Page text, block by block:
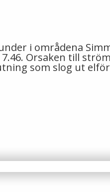
i områdena
Orsaken till
som slog ut